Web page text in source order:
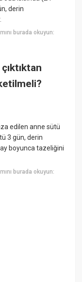
derin
burada okuyun:
edilen anne sütü
3 gün, derin
boyunca tazeliğini
burada okuyun: